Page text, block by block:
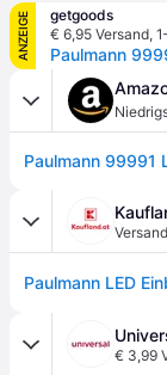
ANZEIGE
getgoods
€ 6,95 Versand,
€ 3,99